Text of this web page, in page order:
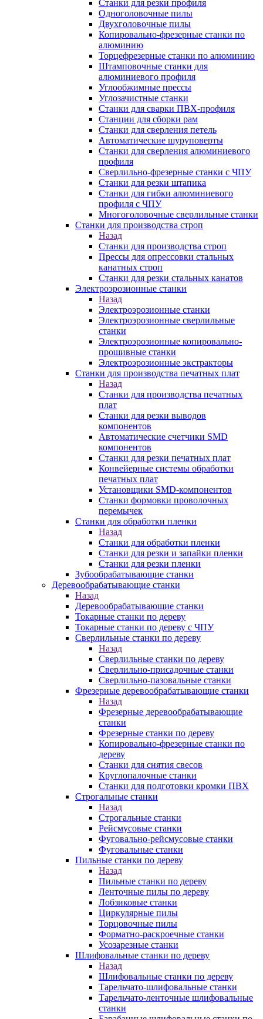
Станки для резки профиля
Одноголовочные пилы
Двухголовочные пилы
Копировально-фрезерные станки по
алюминию
Торцефрезерные станки по алюминию
Штамповочные станки для
алюминиевого профиля
Углообжимные прессы
Углозачистные станки
Станки для сварки ПВХ-профиля
Станции для сборки рам
Станки для сверления петель
Автоматические шуруповерты
Станки для сверления алюминиевого
профиля
Сверлильно-фрезерные станки с ЧПУ
Станки для резки штапика
Станки для гибки алюминиевого
профиля с ЧПУ
Многоголовочные сверлильные станки
Станки для производства строп
Назад
Станки для производства строп
Прессы для опрессовки стальных
канатных строп
Станки для резки стальных канатов
Электроэрозионные станки
Назад
Электроэрозионные станки
Электроэрозионные сверлильные
станки
Электроэрозионные копировально-
прошивные станки
Электроэрозионные экстракторы
Станки для производства печатных плат
Назад
Станки для производства печатных
плат
Станки для резки выводов
компонентов
Автоматические счетчики SMD
компонентов
Станки для резки печатных плат
Конвейерные системы обработки
печатных плат
Установщики SMD-компонентов
Станки формовки проволочных
перемычек
Станки для обработки пленки
Назад
Станки для обработки пленки
Станки для резки и запайки пленки
Станки для резки пленки
Зубообрабатывающие станки
Деревообрабатывающие станки
Назад
Деревообрабатывающие станки
Токарные станки по дереву
Токарные станки по дереву с ЧПУ
Сверлильные станки по дереву
Назад
Сверлильные станки по дереву
Сверлильно-присадочные станки
Сверлильно-пазовальные станки
Фрезерные деревообрабатывающие станки
Назад
Фрезерные деревообрабатывающие
станки
Фрезерные станки по дереву
Копировально-фрезерные станки по
дереву
Станки для снятия свесов
Круглопалочные станки
Станки для подготовки кромки ПВХ
Строгальные станки
Назад
Строгальные станки
Рейсмусовые станки
Фуговально-рейсмусовые станки
Фуговальные станки
Пильные станки по дереву
Назад
Пильные станки по дереву
Ленточные пилы по дереву
Лобзиковые станки
Циркулярные пилы
Торцовочные пилы
Форматно-раскроечные станки
Усозарезные станки
Шлифовальные станки по дереву
Назад
Шлифовальные станки по дереву
Тарельчато-шлифовальные станки
Тарельчато-ленточные шлифовальные
станки